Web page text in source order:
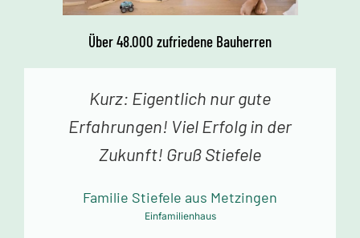
Über 48.000 zufriedene Bauherren
Kurz: Eigentlich nur gute
Erfahrungen! Viel Erfolg in der
Zukunft! Gruß Stiefele
Familie Stiefele aus Metzingen
Einfamilienhaus